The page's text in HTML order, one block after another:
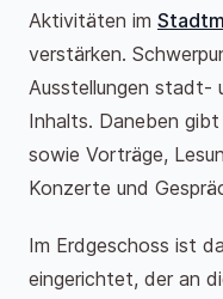
Aktivitäten im
verstärken.
Ausstellungen stadt-
Inhalts. Daneben
sowie Vorträge,
Konzerte und
Im Erdgeschoss ist
eingerichtet, der an